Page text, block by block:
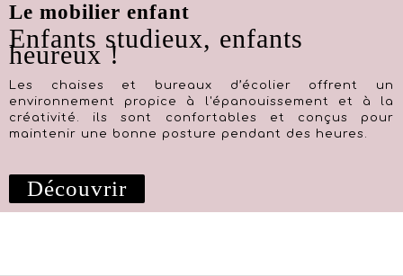
Le mobilier enfant
Enfants studieux, enfants
heureux !
Les chaises et bureaux d’écolier offrent un
environnement propice à l'épanouissement et à la
créativité. ils sont confortables et conçus pour
maintenir une bonne posture pendant des heures.
Découvrir